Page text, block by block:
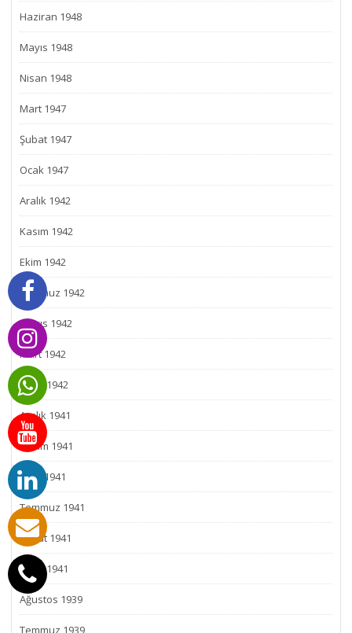
Haziran 1948
Mayıs 1948
Nisan 1948
Mart 1947
Şubat 1947
Ocak 1947
Aralık 1942
Kasım 1942
Ekim 1942
Temmuz 1942
Mayıs 1942
Mart 1942
Ocak 1942
Aralık 1941
Kasım 1941
Eylül 1941
Temmuz 1941
Şubat 1941
Ocak 1941
Ağustos 1939
Temmuz 1939